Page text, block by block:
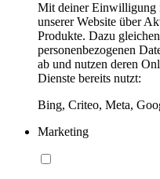
Mit deiner Einwilligung
unserer Website über
Produkte. Dazu
personenbezogenen
ab und nutzen deren
Dienste bereits nutzt:
Bing, Criteo, Meta,
Marketing